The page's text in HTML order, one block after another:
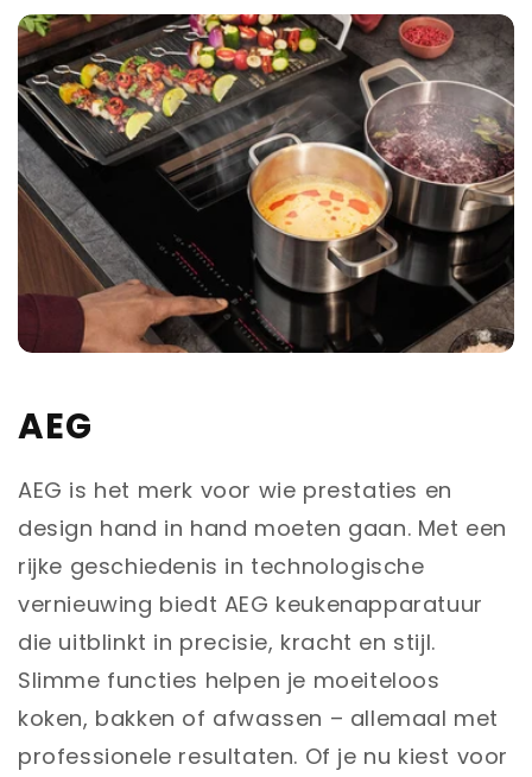
AEG
AEG is het merk voor wie prestaties en
design hand in hand moeten gaan. Met een
rijke geschiedenis in technologische
vernieuwing biedt AEG keukenapparatuur
die uitblinkt in precisie, kracht en stijl.
Slimme functies helpen je moeiteloos
koken, bakken of afwassen – allemaal met
professionele resultaten. Of je nu kiest voor